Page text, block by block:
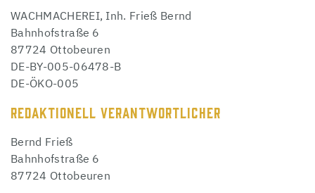
WACHMACHEREI, Inh. Frieß Bernd
Bahnhofstraße 6
87724 Ottobeuren
DE-BY-005-06478-B
DE-ÖKO-005
REDAKTIONELL VERANTWORTLICHER
Bernd Frieß
Bahnhofstraße 6
87724 Ottobeuren